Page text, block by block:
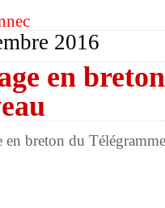
2016
en